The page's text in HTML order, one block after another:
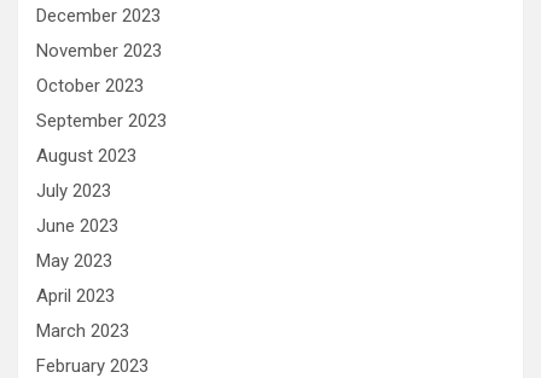
December 2023
November 2023
October 2023
September 2023
August 2023
July 2023
June 2023
May 2023
April 2023
March 2023
February 2023